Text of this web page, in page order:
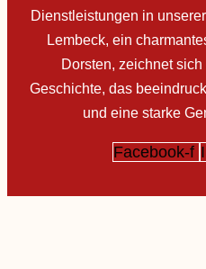
Dienstleistungen in
Lembeck, ein
Dorsten, zeichnet
Geschichte, das
und eine starke
Facebook-f